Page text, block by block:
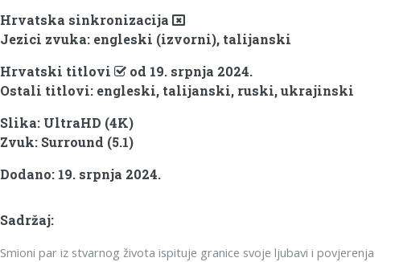
Hrvatska sinkronizacija
Jezici zvuka: engleski (izvorni), talijanski
Hrvatski titlovi
od 19. srpnja 2024.
Ostali titlovi: engleski, talijanski, ruski, ukrajinski
Slika: UltraHD (4K)
Zvuk: Surround (5.1)
Dodano: 19. srpnja 2024.
Sadržaj:
Smioni par iz stvarnog života ispituje granice svoje ljubavi i povjerenja